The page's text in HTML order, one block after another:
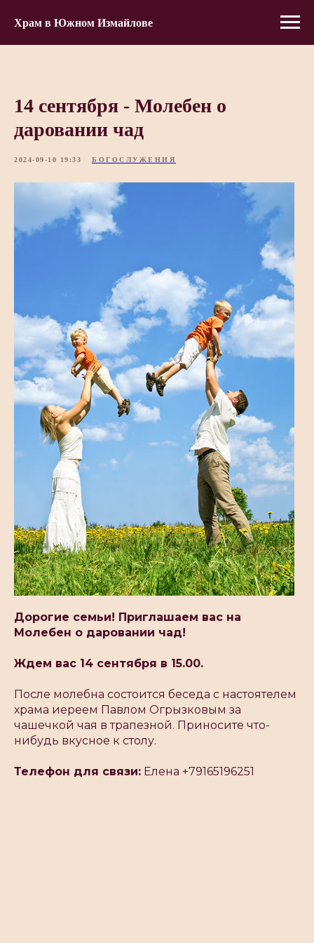
Храм в Южном Измайлове
14 сентября - Молебен о
даровании чад
2024-09-10 19:33 БОГОСЛУЖЕНИЯ
Дорогие семьи! Приглашаем вас на
Молебен о даровании чад!
Ждем вас 14 сентября в 15.00.
После молебна состоится беседа с настоятелем
храма иереем Павлом Огрызковым за
чашечкой чая в трапезной. Приносите что-
нибудь вкусное к столу.
Телефон для связи: Елена +79165196251